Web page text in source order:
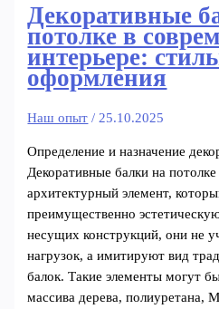
Декоративные
потолке в
интерьере:
оформления
Наш опыт /25.10.2025
Определение и назначение
Декоративные балки на
архитектурный элемент,
преимущественно
несущих конструкций, они не
нагрузок, а имитируют вид
балок. Такие элементы могут
массива дерева, полиуретана,